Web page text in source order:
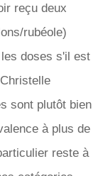
reçu deux
rubéole)
doses s'il est
sont plutôt bien
à plus de
reste à